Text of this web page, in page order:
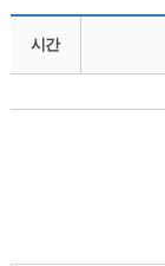
시간